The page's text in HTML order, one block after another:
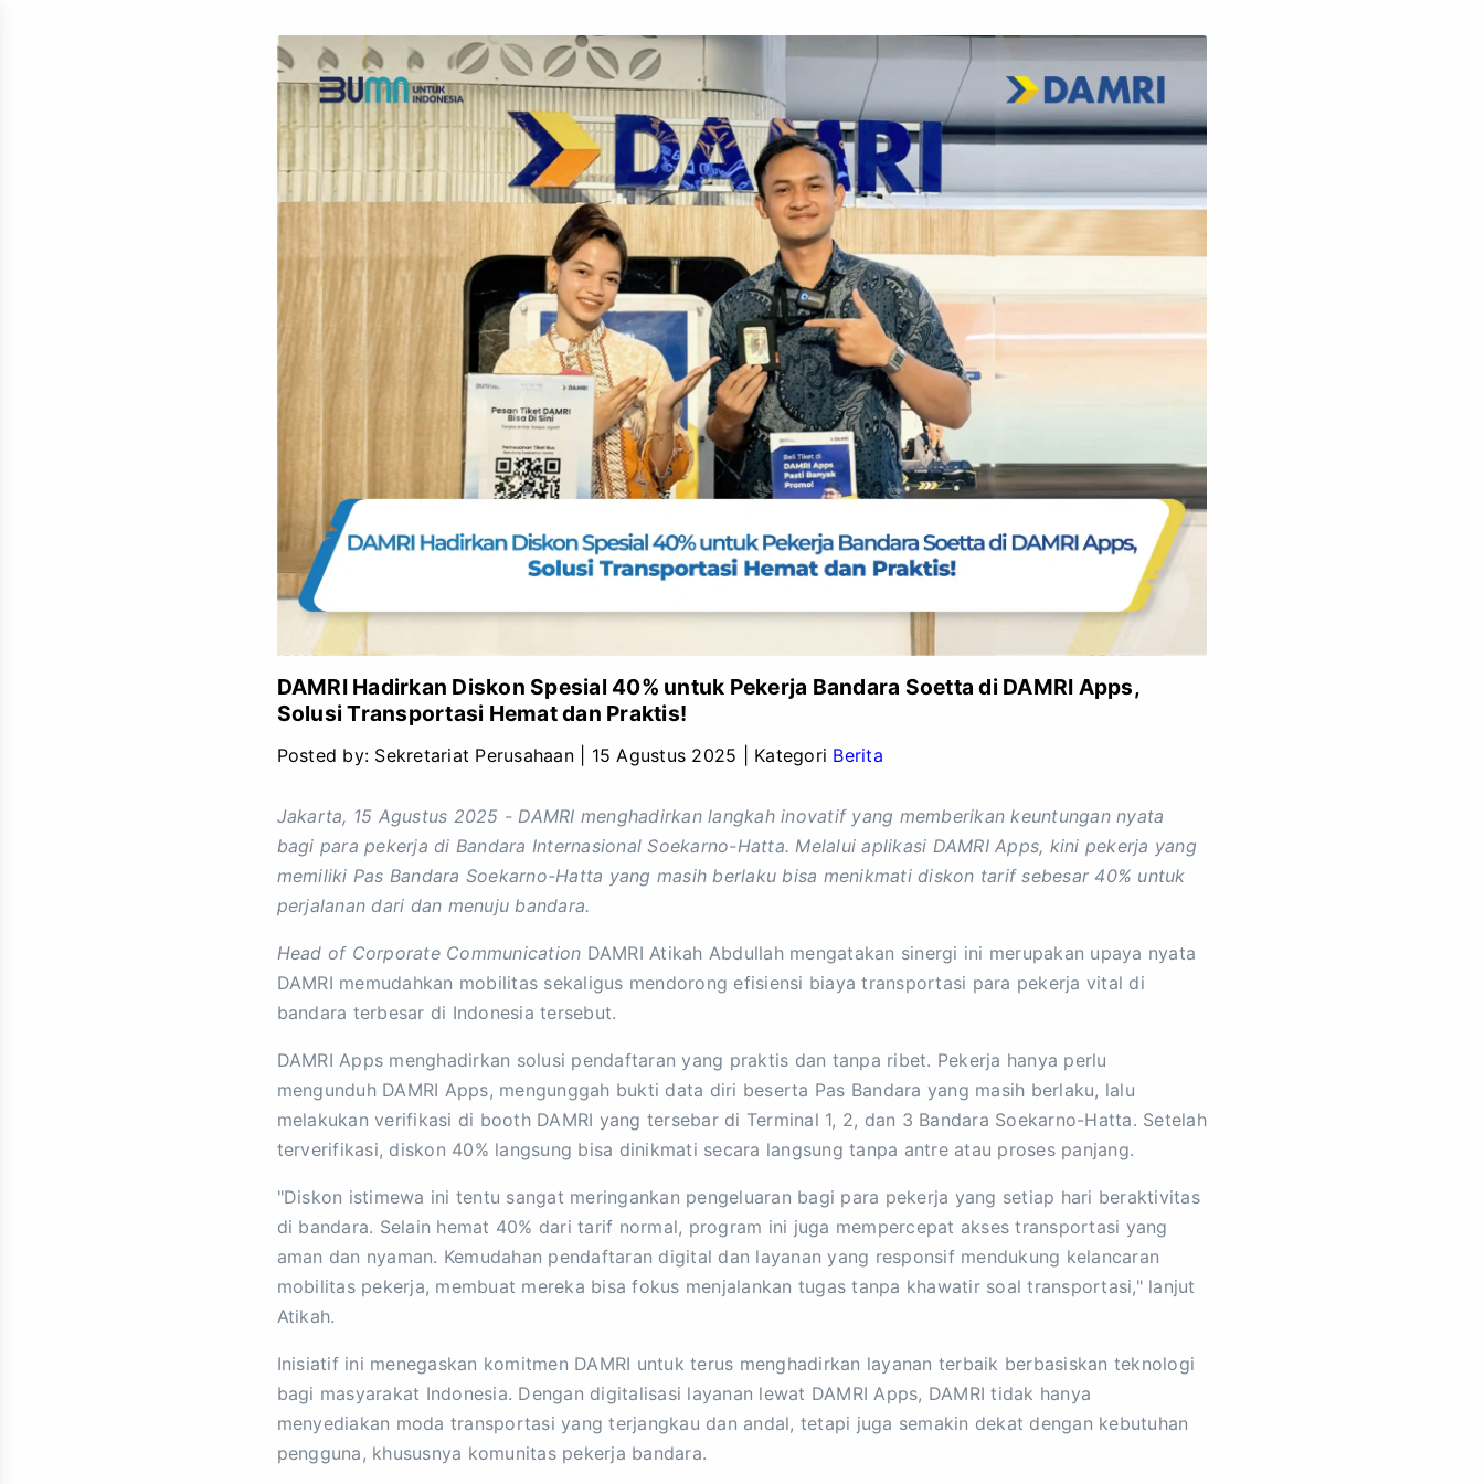
DAMRI Hadirkan Diskon Spesial 40% untuk Pekerja Bandara Soetta di DAMRI Apps,
Solusi Transportasi Hemat dan Praktis!
Posted by: Sekretariat Perusahaan| 15 Agustus 2025 Kategori Berita
Jakarta, 15 Agustus 2025 - DAMRI menghadirkan langkah inovatif yang memberikan keuntungan nyata
bagi para pekerja di Bandara Internasional Soekarno-Hatta. Melalui aplikasi DAMRI Apps, kini pekerja yang
memiliki Pas Bandara Soekarno-Hatta yang masih berlaku bisa menikmati diskon tarif sebesar 40% untuk
perjalanan dari dan menuju bandara.
Head of Corporate Communication DAMRI Atikah Abdullah mengatakan sinergi ini merupakan upaya nyata
DAMRI memudahkan mobilitas sekaligus mendorong efisiensi biaya transportasi para pekerja vital di
bandara terbesar di Indonesia tersebut.
DAMRI Apps menghadirkan solusi pendaftaran yang praktis dan tanpa ribet. Pekerja hanya perlu
mengunduh DAMRI Apps, mengunggah bukti data diri beserta Pas Bandara yang masih berlaku, lalu
melakukan verifikasi di booth DAMRI yang tersebar di Terminal 1, 2, dan 3 Bandara Soekarno-Hatta. Setelah
terverifikasi, diskon 40% langsung bisa dinikmati secara langsung tanpa antre atau proses panjang.
"Diskon istimewa ini tentu sangat meringankan pengeluaran bagi para pekerja yang setiap hari beraktivitas
di bandara. Selain hemat 40% dari tarif normal, program ini juga mempercepat akses transportasi yang
aman dan nyaman. Kemudahan pendaftaran digital dan layanan yang responsif mendukung kelancaran
mobilitas pekerja, membuat mereka bisa fokus menjalankan tugas tanpa khawatir soal transportasi," lanjut
Atikah.
Inisiatif ini menegaskan komitmen DAMRI untuk terus menghadirkan layanan terbaik berbasiskan teknologi
bagi masyarakat Indonesia. Dengan digitalisasi layanan lewat DAMRI Apps, DAMRI tidak hanya
menyediakan moda transportasi yang terjangkau dan andal, tetapi juga semakin dekat dengan kebutuhan
pengguna, khususnya komunitas pekerja bandara.